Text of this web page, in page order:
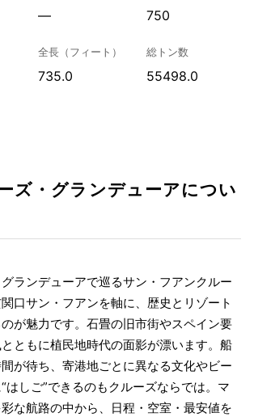
— 750
全長（フィート）
735.0
総トン数
55498.0
ズ・グランデューアについ
ランデューアで巡るサン・フアンクルー
口サン・フアンを軸に、歴史とリゾート
が魅力です。石畳の旧市街やスペイン要
ともに植民地時代の面影が漂います。船
が待ち、寄港地ごとに異なる文化やビー
はしご”できるのもクルーズならでは。マ
な航路の中から、日程・空室・最安値を